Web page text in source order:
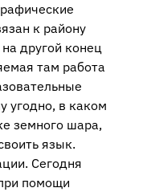
к району
другой конец
там работа
угодно, в каком
земного шара,
язык.
Сегодня
помощи